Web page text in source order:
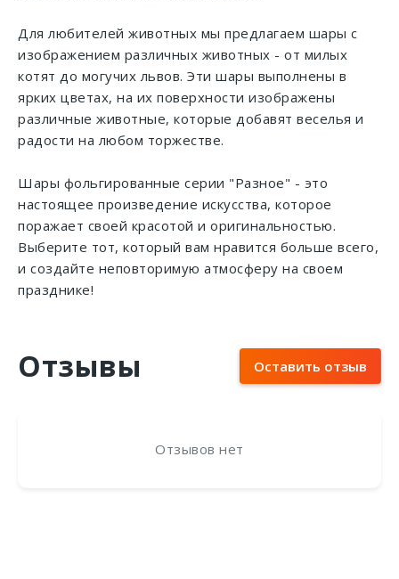
Для любителей животных мы предлагаем шары с
изображением различных животных - от милых
котят до могучих львов. Эти шары выполнены в
ярких цветах, на их поверхности изображены
различные животные, которые добавят веселья и
радости на любом торжестве.
Шары фольгированные серии "Разное" - это
настоящее произведение искусства, которое
поражает своей красотой и оригинальностью.
Выберите тот, который вам нравится больше всего,
и создайте неповторимую атмосферу на своем
празднике!
Отзывы Оставить отзыв
Отзывов нет